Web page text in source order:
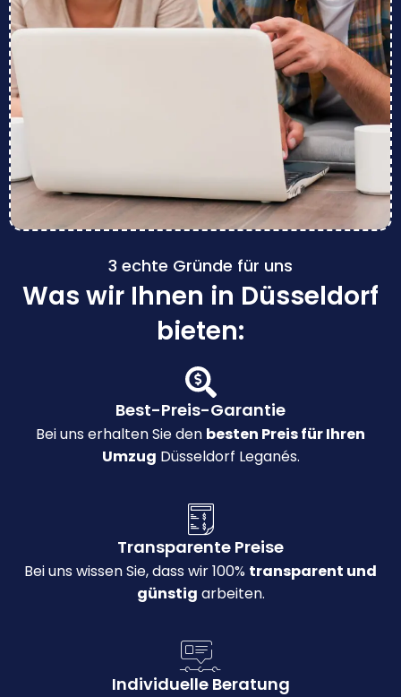
3 echte Gründe für uns
Was wir Ihnen in Düsseldorf
bieten:
Best-Preis-Garantie
Bei uns erhalten Sie den besten Preis für Ihren
Umzug Düsseldorf Leganés.
Transparente Preise
Bei uns wissen Sie, dass wir 100% transparent und
günstig arbeiten.
Individuelle Beratung